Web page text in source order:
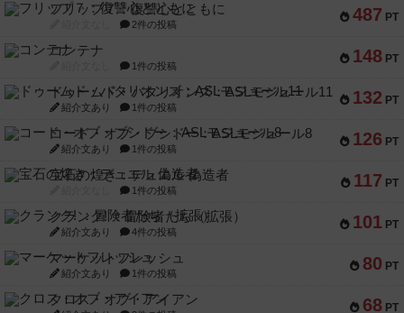
487 PT
フリップ７：復讐心とともに
2件の投稿
148 PT
コンテナ
1件の投稿
132 PT
ドゥームド・バタリオンズ：ASLモジュール11
紹介文あり 1件の投稿
126 PT
コード・オブ・ブシドー：ASLモジュール8
紹介文あり 1件の投稿
117 PT
宝石の煌き：デュエル 偽造者
1件の投稿
101 PT
クランク! ：冒険者たち（拡張）
紹介文あり 4件の投稿
80 PT
マーケットフレッシュ
紹介文あり 1件の投稿
68 PT
クロス・オブ・アイアン